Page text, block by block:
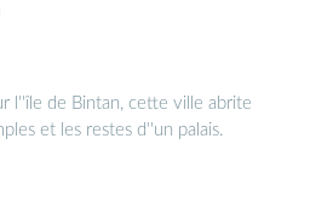
l''île de Bintan, cette ville abrite
et les restes d''un palais.